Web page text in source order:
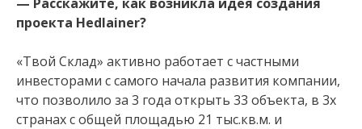
проекта Hedlainer?
«Твой Склад» активно работает с частными
инвесторами с самого начала развития компании,
что позволило за 3 года открыть 33 объекта, в 3х
странах с общей площадью 21 тыс.кв.м. и